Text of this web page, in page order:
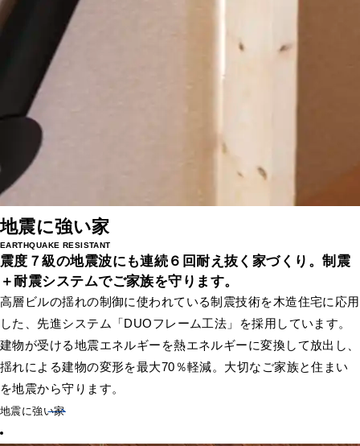
地震に強い家
EARTHQUAKE RESISTANT
震度７級の地震波にも連続６回耐え抜く家づくり。制震
＋耐震システムでご家族を守ります。
高層ビルの揺れの制御に使われている制震技術を木造住宅に応用
した、先進システム「DUOフレーム工法」を採用しています。
建物が受ける地震エネルギーを熱エネルギーに変換して放出し、
揺れによる建物の変形を最大70％軽減。大切なご家族と住まい
を地震から守ります。
地震に強い家